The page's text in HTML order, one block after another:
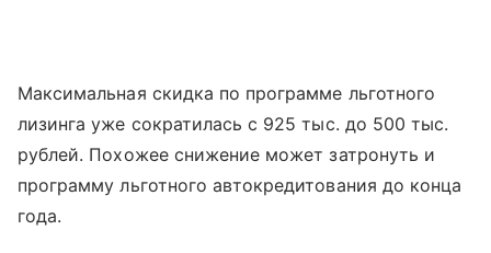
Максимальная скидка по программе льготного
лизинга уже сократилась с 925 тыс. до 500 тыс.
рублей. Похожее снижение может затронуть и
программу льготного автокредитования до конца
года.